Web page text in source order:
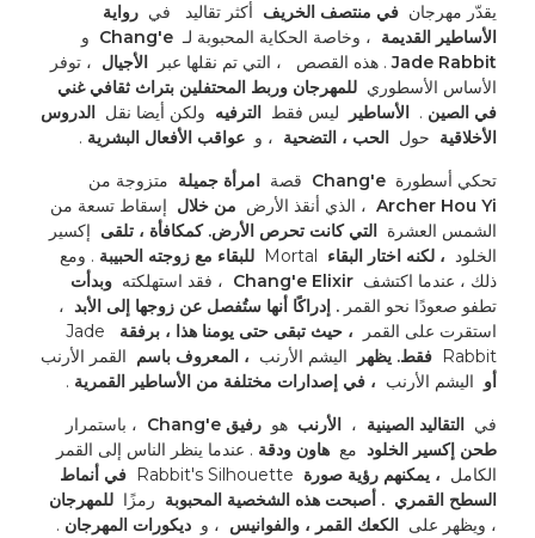
يقدّر مهرجان في منتصف الخريف أكثر تقاليد في
الأساطير القديمة ، وخاصة الحكاية المحبوبة لـ Chang'e
و
Jade Rabbit . هذه القصص ، التي تم نقلها عبر الأجيال
الأساس الأسطوري
في الصين . الأساطير ليس فقط الترفيه ولكن أيضا نقل
الأخلاقية حول الحب ، التضحية ، و عواقب الأفعال البشرية .
تحكي أسطورة Chang'e قصة امرأة جميلة متزوجة من
Archer Hou Yi ، الذي أنقذ الأرض من خلال
الشمس العشرة التي كانت تحرص الأرض. كمكافأة ، تلقى
الخلود ، لكنه اختار البقاء للبقاء مع زوجته الحبيبة
ذلك ، عندما اكتشف Chang'e Elixir ، فقد استهلكته وبدأت
تطفو صعودًا نحو القمر . إدراكًا أنها ستُفصل عن زوجها إلى الأبد
استقرت على القمر
، حيث تبقى حتى يومنا هذا ، برفقة
Jade
Rabbit فقط. يظهر اليشم الأرنب ، المعروف باسم القمر الأرنب
أو اليشم الأرنب ، في إصدارات مختلفة من الأساطير القمرية .
في التقاليد الصينية ، الأرنب هو رفيق Chang'e
، باستمرار
طحن إكسير الخلود مع هاون ودقة
الكامل ، يمكنهم رؤية صورة
السطح القمري . أصبحت هذه الشخصية المحبوبة رمزًا للمهرجان
، ويظهر على الكعك القمر ، والفوانيس ، و ديكورات المهرجان